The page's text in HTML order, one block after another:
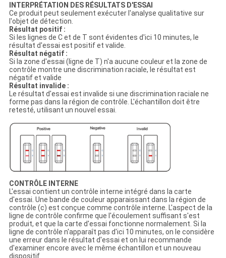
INTERPRÉTATION DES RÉSULTATS D'ESSAI
Ce produit peut seulement exécuter l'analyse qualitative sur
l'objet de détection.
Résultat positif :
Si les lignes de C et de T sont évidentes d'ici 10 minutes, le
résultat d'essai est positif et valide.
Résultat négatif :
Si la zone d'essai (ligne de T) n'a aucune couleur et la zone de
contrôle montre une discrimination raciale, le résultat est
négatif et valide
Résultat invalide :
Le résultat d'essai est invalide si une discrimination raciale ne
forme pas dans la région de contrôle. L'échantillon doit être
retesté, utilisant un nouvel essai.
CONTRÔLE INTERNE
L'essai contient un contrôle interne intégré dans la carte
d'essai. Une bande de couleur apparaissant dans la région de
contrôle (c) est conçue comme contrôle interne. L'aspect de la
ligne de contrôle confirme que l'écoulement suffisant s'est
produit, et que la carte d'essai fonctionne normalement. Si la
ligne de contrôle n'apparaît pas d'ici 10 minutes, on le considère
une erreur dans le résultat d'essai et on lui recommande
d'examiner encore avec le même échantillon et un nouveau
dispositif.